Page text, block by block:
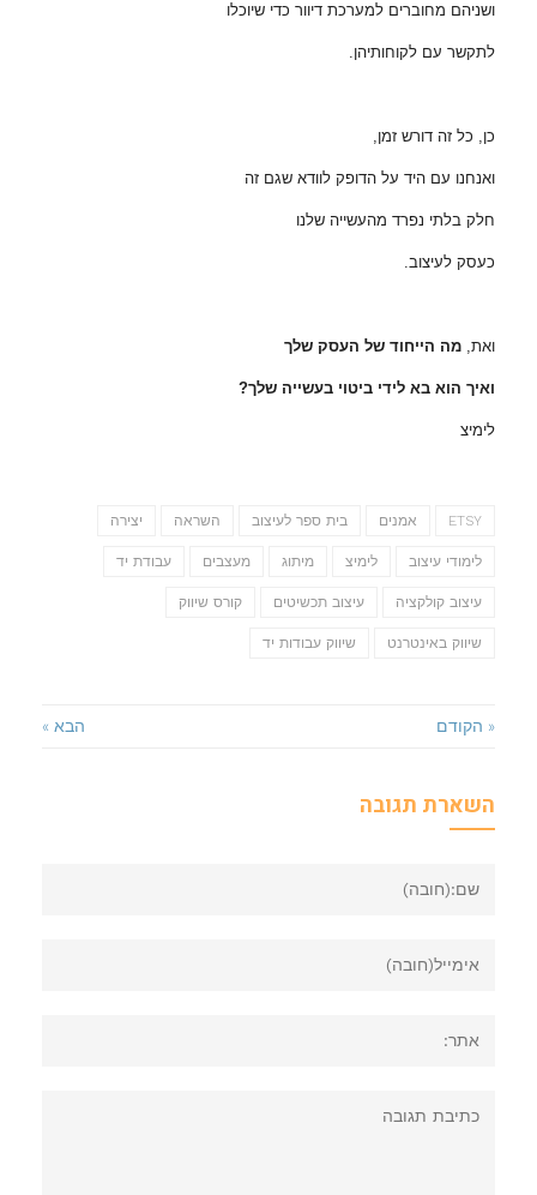
ושניהם מחוברים למערכת דיוור כדי שיוכלו
לתקשר עם לקוחותיהן.
כן, כל זה דורש זמן,
ואנחנו עם היד על הדופק לוודא שגם זה
חלק בלתי נפרד מהעשייה שלנו
כעסק לעיצוב.
ואת, מה הייחוד של העסק שלך
ואיך הוא בא לידי ביטוי בעשייה שלך?
לימיצ
ETSY אמנים בית ספר לעיצוב השראה יצירה
לימודי עיצוב לימיצ מיתוג מעצבים עבודת יד
עיצוב קולקציה עיצוב תכשיטים קורס שיווק
שיווק באינטרנט שיווק עבודות יד
« הקודם הבא »
השארת תגובה